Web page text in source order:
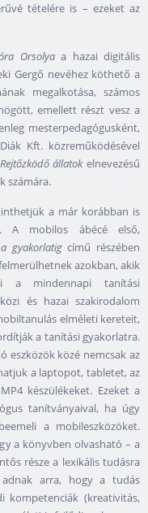
tételére is – ezeket az
Orsolyaa hazai digitális
Gergő nevéhez köthető a
megalkotása, számos
emellett részt vesz a
mesterpedagógusként,
Kft. közreműködésével
Rejtőzködő állatokelnevezésű
számára.
a már korábban is
A mobilos ábécé első,
gyakorlatigcímű részében
azokban, akik
a mindennapi tanítási
és hazai szakirodalom
elméleti kereteit,
a tanítási gyakorlatra.
eszközök közé nemcsak az
a laptopot, tabletet, az
készülékeket. Ezeket a
tanítványaival, ha úgy
a mobileszközöket.
a könyvben olvasható – a
része a lexikális tudásra
arra, hogy a tudás
kompetenciák (kreativitás,